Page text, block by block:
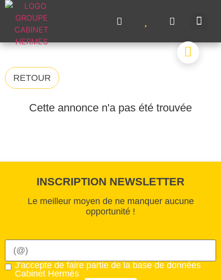
RETOUR
Cette annonce n'a pas été trouvée
INSCRIPTION NEWSLETTER
Le meilleur moyen de ne manquer aucune
opportunité !
J'accepte de faire partie de la base de données
Cabinet Hermès